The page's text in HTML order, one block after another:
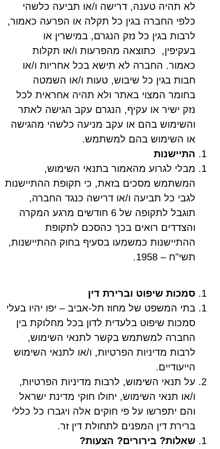
לא תהיה טענה, דרישה ו/או תביעה כלשהי
כלפי החברה בגין כל תקלה או הפרעה כאמור,
לרבות בגין כל נזק הנגרם, במישרין או
בעקיפין, כתוצאה מהפרעות ו/או תקלות
כאמור. החברה לא תישא בכל אחריות ו/או
חבות בגין כל שיבוש, טעות ו/או השמטה
בחומר המצוי באתר ולא תהיה אחראית לכל
נזק ישיר או עקיף, הנגרם עקב הגישה לאתר
והשימוש בהם או עקב מניעה כלשהי מהגישה
או השימוש בהם למשתמש.
התיישנות
מבלי לגרוע מהאמור בתנאי השימוש,
המשתמש מסכים בזאת, כי תקופת ההתיישנות
לגבי כל תביעה ו/או דרישה כנגד החברה,
תוגבל לתקופה של 6 חודשים מרגע המקרה
והצדדים רואים בכך כהסכם לתקופת
ההתיישנות כמשמעו בסעיף בחוק ההתיישנות,
תשי"ח – 1958.
סמכות שיפוט וברירת דין
בתי המשפט של מחוז תל-אביב – יפו יהיו בעלי
סמכות שיפוט בלעדית לדון בכל מחלוקת בין
החברה למשתמש בקשר לתנאי השימוש,
לרבות מדיניות הפרטיות, ו/או לתנאי השימוש
הייעודיים.
על תנאי השימוש, לרבות מדיניות הפרטיות,
ו/או תנאי השימוש, יחולו חוקי מדינת ישראל
והם יתפרשו על פי חוקים אלה ויגברו כל כללי
ברירת דין המפנים לתחולת דין זר.
שאלות? בירורים? הצעות?